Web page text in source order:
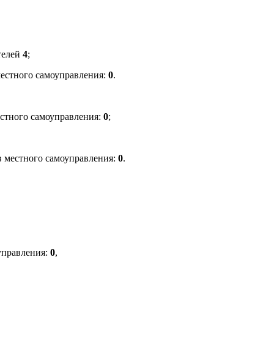
4;
самоуправления: 0.
самоуправления: 0;
местного самоуправления: 0.
0,